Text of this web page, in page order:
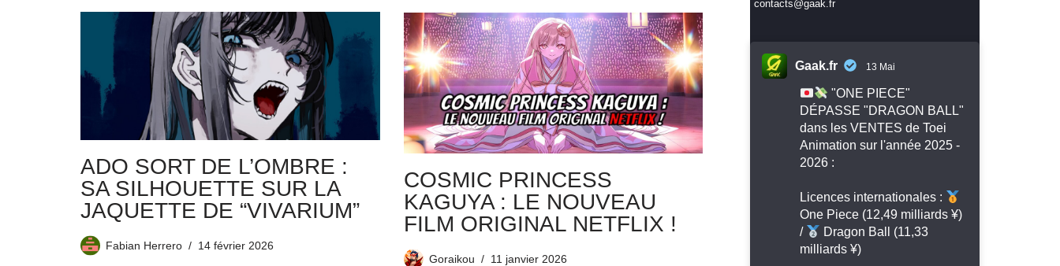
ADO SORT DE L’OMBRE :
SA SILHOUETTE SUR LA
JAQUETTE DE “VIVARIUM”
Fabian Herrero 14 février 2026
COSMIC PRINCESS
KAGUYA : LE NOUVEAU
FILM ORIGINAL NETFLIX !
Goraikou 11 janvier 2026
contacts@gaak.fr
Gaak.fr 13 Mai
"ONE PIECE"
DÉPASSE "DRAGON BALL"
dans les VENTES de Toei
Animation sur l'année 2025 -
2026 :
Licences internationales :
One Piece (12,49 milliards ¥)
/
Dragon Ball (11,33
milliards ¥)